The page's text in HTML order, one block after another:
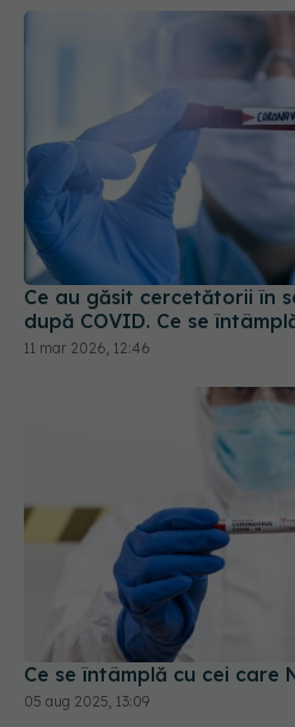
Ce au găsit cercetătorii în
după COVID. Ce se
11 mar 2026, 12:46
Ce se întâmplă cu cei care
05 aug 2025, 13:09